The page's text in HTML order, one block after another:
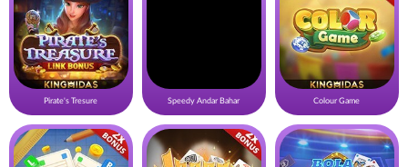
Pirate's Tresure Speedy Andar Bahar Colour Game